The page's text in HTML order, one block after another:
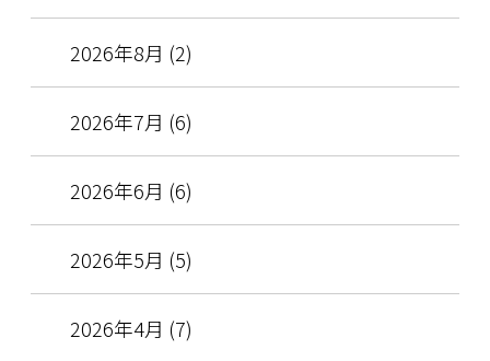
2026年8月 (2)
2026年7月 (6)
2026年6月 (6)
2026年5月 (5)
2026年4月 (7)